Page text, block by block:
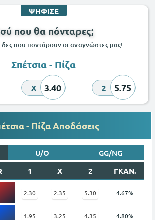
ΨΗΦΙΣΕ
που θα πόνταρες;
που ποντάρουν οι αναγνώστες μας!
Σπέτσια - Πίζα
X 3.40 2 5.75
- Πίζα Αποδόσεις
U/O
GG/NG
1 X 2 ΓΚΑΝ.
2.30 2.35 5.30 4.67%
1.95 3.25 4.35 4.80%